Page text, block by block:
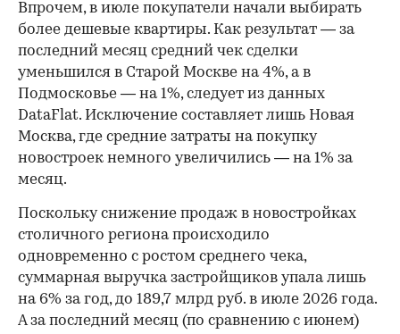
Впрочем, в июле покупатели начали выбирать
более дешевые квартиры. Как результат — за
последний месяц средний чек сделки
уменьшился в Старой Москве на 4%, а в
Подмосковье — на 1%, следует из данных
DataFlat. Исключение составляет лишь Новая
Москва, где средние затраты на покупку
новостроек немного увеличились — на 1% за
месяц.
Поскольку снижение продаж в новостройках
столичного региона происходило
одновременно с ростом среднего чека,
суммарная выручка застройщиков упала лишь
на 6% за год, до 189,7 млрд руб. в июле 2026 года.
А за последний месяц (по сравнению с июнем)